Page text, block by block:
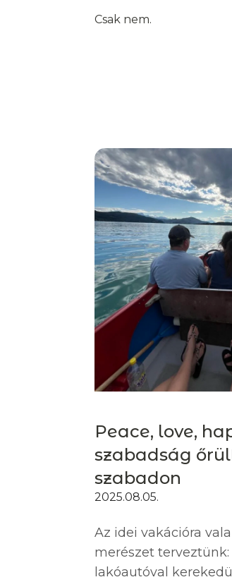
Csak nem.
Peace, love,
szabadság
szabadon
2025.08.05.
Az idei vakációra
merészet terveztünk:
lakóautóval